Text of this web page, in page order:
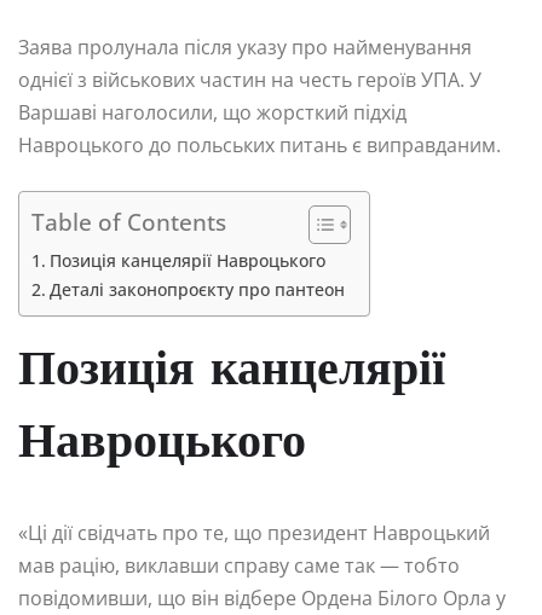
Заява пролунала після указу про найменування
однієї з військових частин на честь героїв УПА. У
Варшаві наголосили, що жорсткий підхід
Навроцького до польських питань є виправданим.
Table of Contents
Позиція канцелярії Навроцького
Деталі законопроєкту про пантеон
Позиція канцелярії
Навроцького
«Ці дії свідчать про те, що президент Навроцький
мав рацію, виклавши справу саме так — тобто
повідомивши, що він відбере Ордена Білого Орла у